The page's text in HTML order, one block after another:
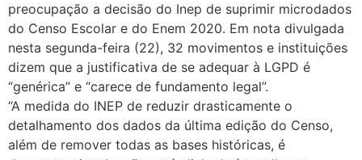
preocupação a decisão do Inep de suprimir microdados
do Censo Escolar e do Enem 2020. Em nota divulgada
nesta segunda-feira (22), 32 movimentos e instituições
dizem que a justificativa de se adequar à LGPD é
“genérica” e “carece de fundamento legal”.
“A medida do INEP de reduzir drasticamente o
detalhamento dos dados da última edição do Censo,
além de remover todas as bases históricas, é